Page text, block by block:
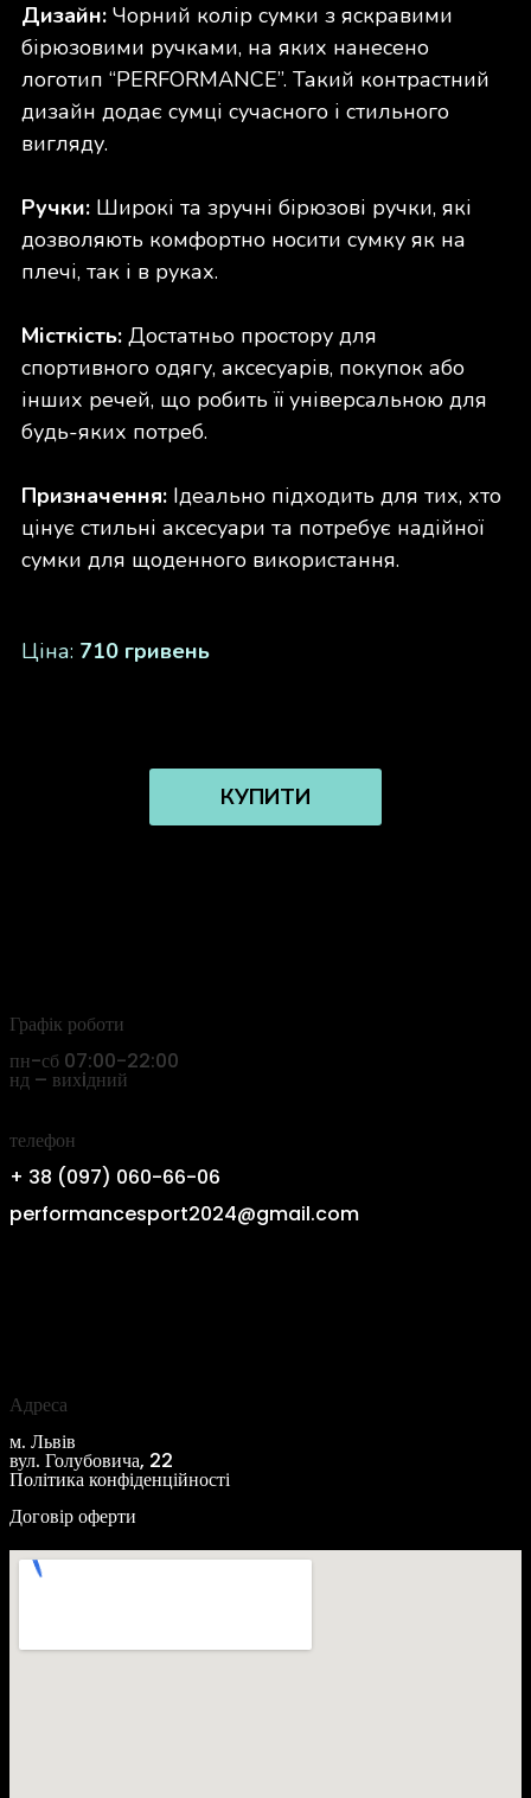
Дизайн: Чорний колір сумки з яскравими
бірюзовими ручками, на яких нанесено
логотип “PERFORMANCE”. Такий контрастний
дизайн додає сумці сучасного і стильного
вигляду.
Ручки: Широкі та зручні бірюзові ручки, які
дозволяють комфортно носити сумку як на
плечі, так і в руках.
Місткість: Достатньо простору для
спортивного одягу, аксесуарів, покупок або
інших речей, що робить її універсальною для
будь-яких потреб.
Призначення: Ідеально підходить для тих, хто
цінує стильні аксесуари та потребує надійної
сумки для щоденного використання.
Ціна: 710 гривень
КУПИТИ
Графік роботи
пн-сб 07:00-22:00
нд – вихiдний
телефон
+ 38 (097) 060-66-06
performancesport2024@gmail.com
Адреса
м. Львів
вул. Голубовича, 22
Політика конфіденційності
Договір оферти